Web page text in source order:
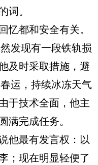
词。
都和安全有关。
发现有一段铁轨损
及时采取措施，避
运，持续冰冻天气
于技术全面，他主
满完成任务。
最有发言权：以
；现在明显轻便了